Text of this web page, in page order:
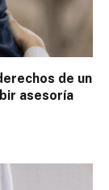
de un
asesoría